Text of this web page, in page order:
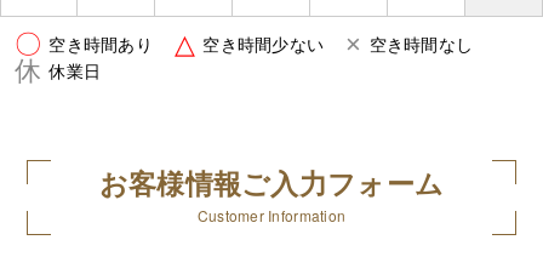
〇 空き時間あり △ 空き時間少ない × 空き時間なし
休 休業日
お客様情報ご入力フォーム
Customer Information